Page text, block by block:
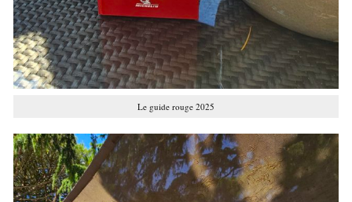
Le guide rouge 2025